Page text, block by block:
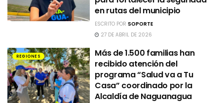
en rutas del municipio
ESCRITO PORSOPORTE
27 DE ABRIL DE 2026
REGIONES
Más de 1.500 familias han
recibido atención del
programa “Salud va a Tu
Casa” coordinado por la
Alcaldía de Naguanagua